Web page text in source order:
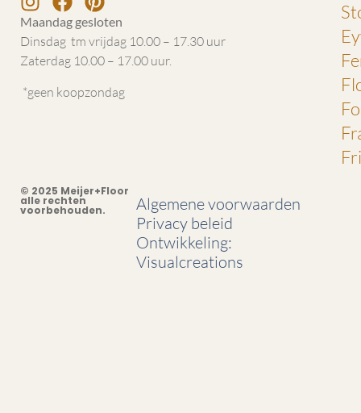
Maandag gesloten
Dinsdag tm vrijdag 10.00 – 17.30 uur
Zaterdag 10.00 – 17.00 uur.
*geen koopzondag
© 2025 Meijer+Floor
alle rechten
voorbehouden.
Algemene voorwaarden
Privacy beleid
Ontwikkeling:
Visualcreations